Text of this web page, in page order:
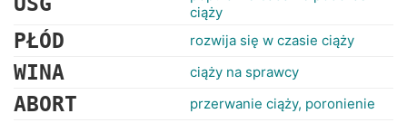
ciąży
PŁÓD rozwija się w czasie ciąży
WINA ciąży na sprawcy
ABORT przerwanie ciąży, poronienie